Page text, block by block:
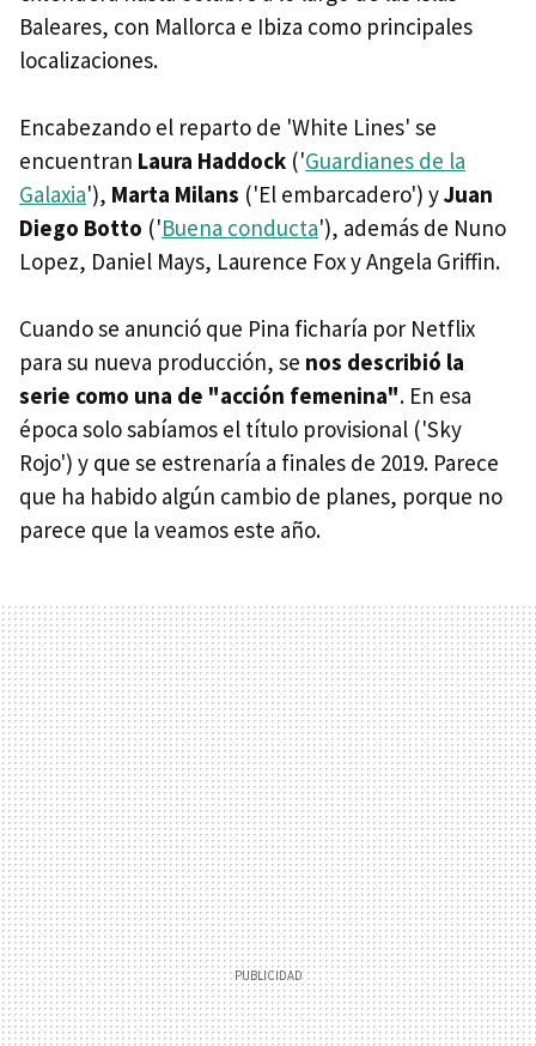
Baleares, con Mallorca e Ibiza como principales
localizaciones.
Encabezando el reparto de 'White Lines' se
encuentran Laura Haddock ('Guardianes de la
Galaxia'), Marta Milans ('El embarcadero') yJuan
Diego Botto ('Buena conducta'), además de Nuno
Lopez, Daniel Mays, Laurence Fox y Angela Griffin.
Cuando se anunció que Pina ficharía por Netflix
para su nueva producción, se nos describió la
serie como una de "acción femenina". En esa
época solo sabíamos el título provisional ('Sky
Rojo') y que se estrenaría a finales de 2019. Parece
que ha habido algún cambio de planes, porque no
parece que la veamos este año.